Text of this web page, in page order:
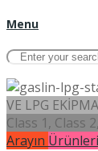
Menu
VE LPG
Class 1, Class
Arayın